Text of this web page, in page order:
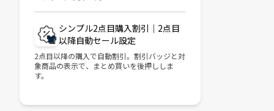
シンプル2点目購入割引｜2点目
以降自動セール設定
2点目以降の購入で自動割引。割引バッジと対
象商品の表示で、まとめ買いを後押ししま
す。